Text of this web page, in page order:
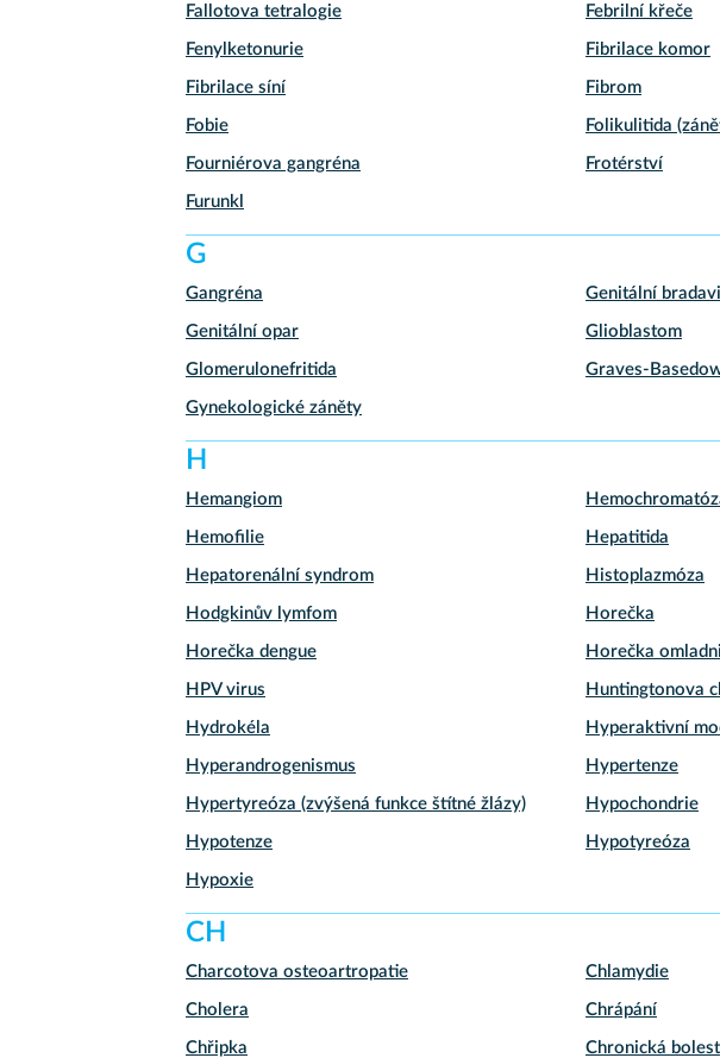
Fallotova tetralogie Febrilní křeče
Fenylketonurie Fibrilace komor
Fibrilace síní Fibrom
Fobie Folikulitida
Fourniérova gangréna Frotérství
Furunkl
G
Gangréna Genitální
Genitální opar Glioblastom
Glomerulonefritida Graves-
Gynekologické záněty
H
Hemangiom
Hemofilie Hepatitida
Hepatorenální syndrom Histoplazmóza
Hodgkinův lymfom Horečka
Horečka dengue Horečka
HPV virus Huntingtonova
Hydrokéla Hyperaktivní
Hyperandrogenismus Hypertenze
Hypertyreóza (zvýšená funkce štítné žlázy) Hypochondrie
Hypotenze Hypotyreóza
Hypoxie
CH
Charcotova osteoartropatie Chlamydie
Cholera Chrápání
Chřipka Chronická bolest